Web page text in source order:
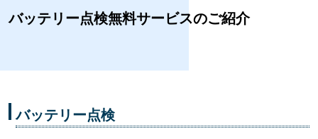
バッテリー点検無料サービスのご紹介
バッテリー点検